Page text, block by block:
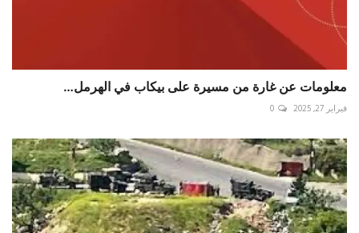
معلومات عن غارة من مسيرة على بيكاب في الهرمل…
فبراير 27, 2025 0